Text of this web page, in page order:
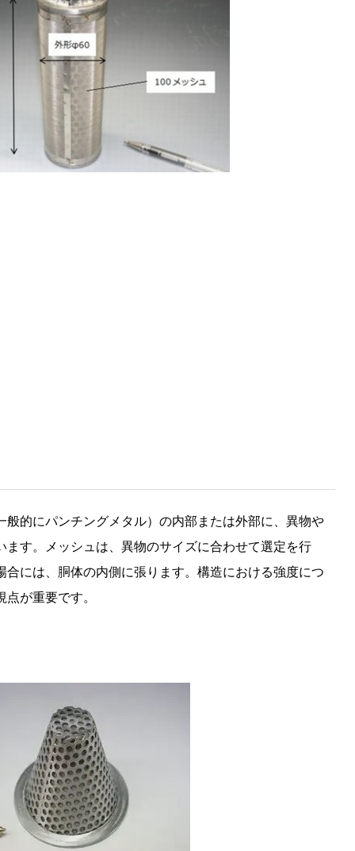
的にパンチングメタル）の内部または外部に、異物や
す。メッシュは、異物のサイズに合わせて選定を行
には、胴体の内側に張ります。構造における強度につ
が重要です。